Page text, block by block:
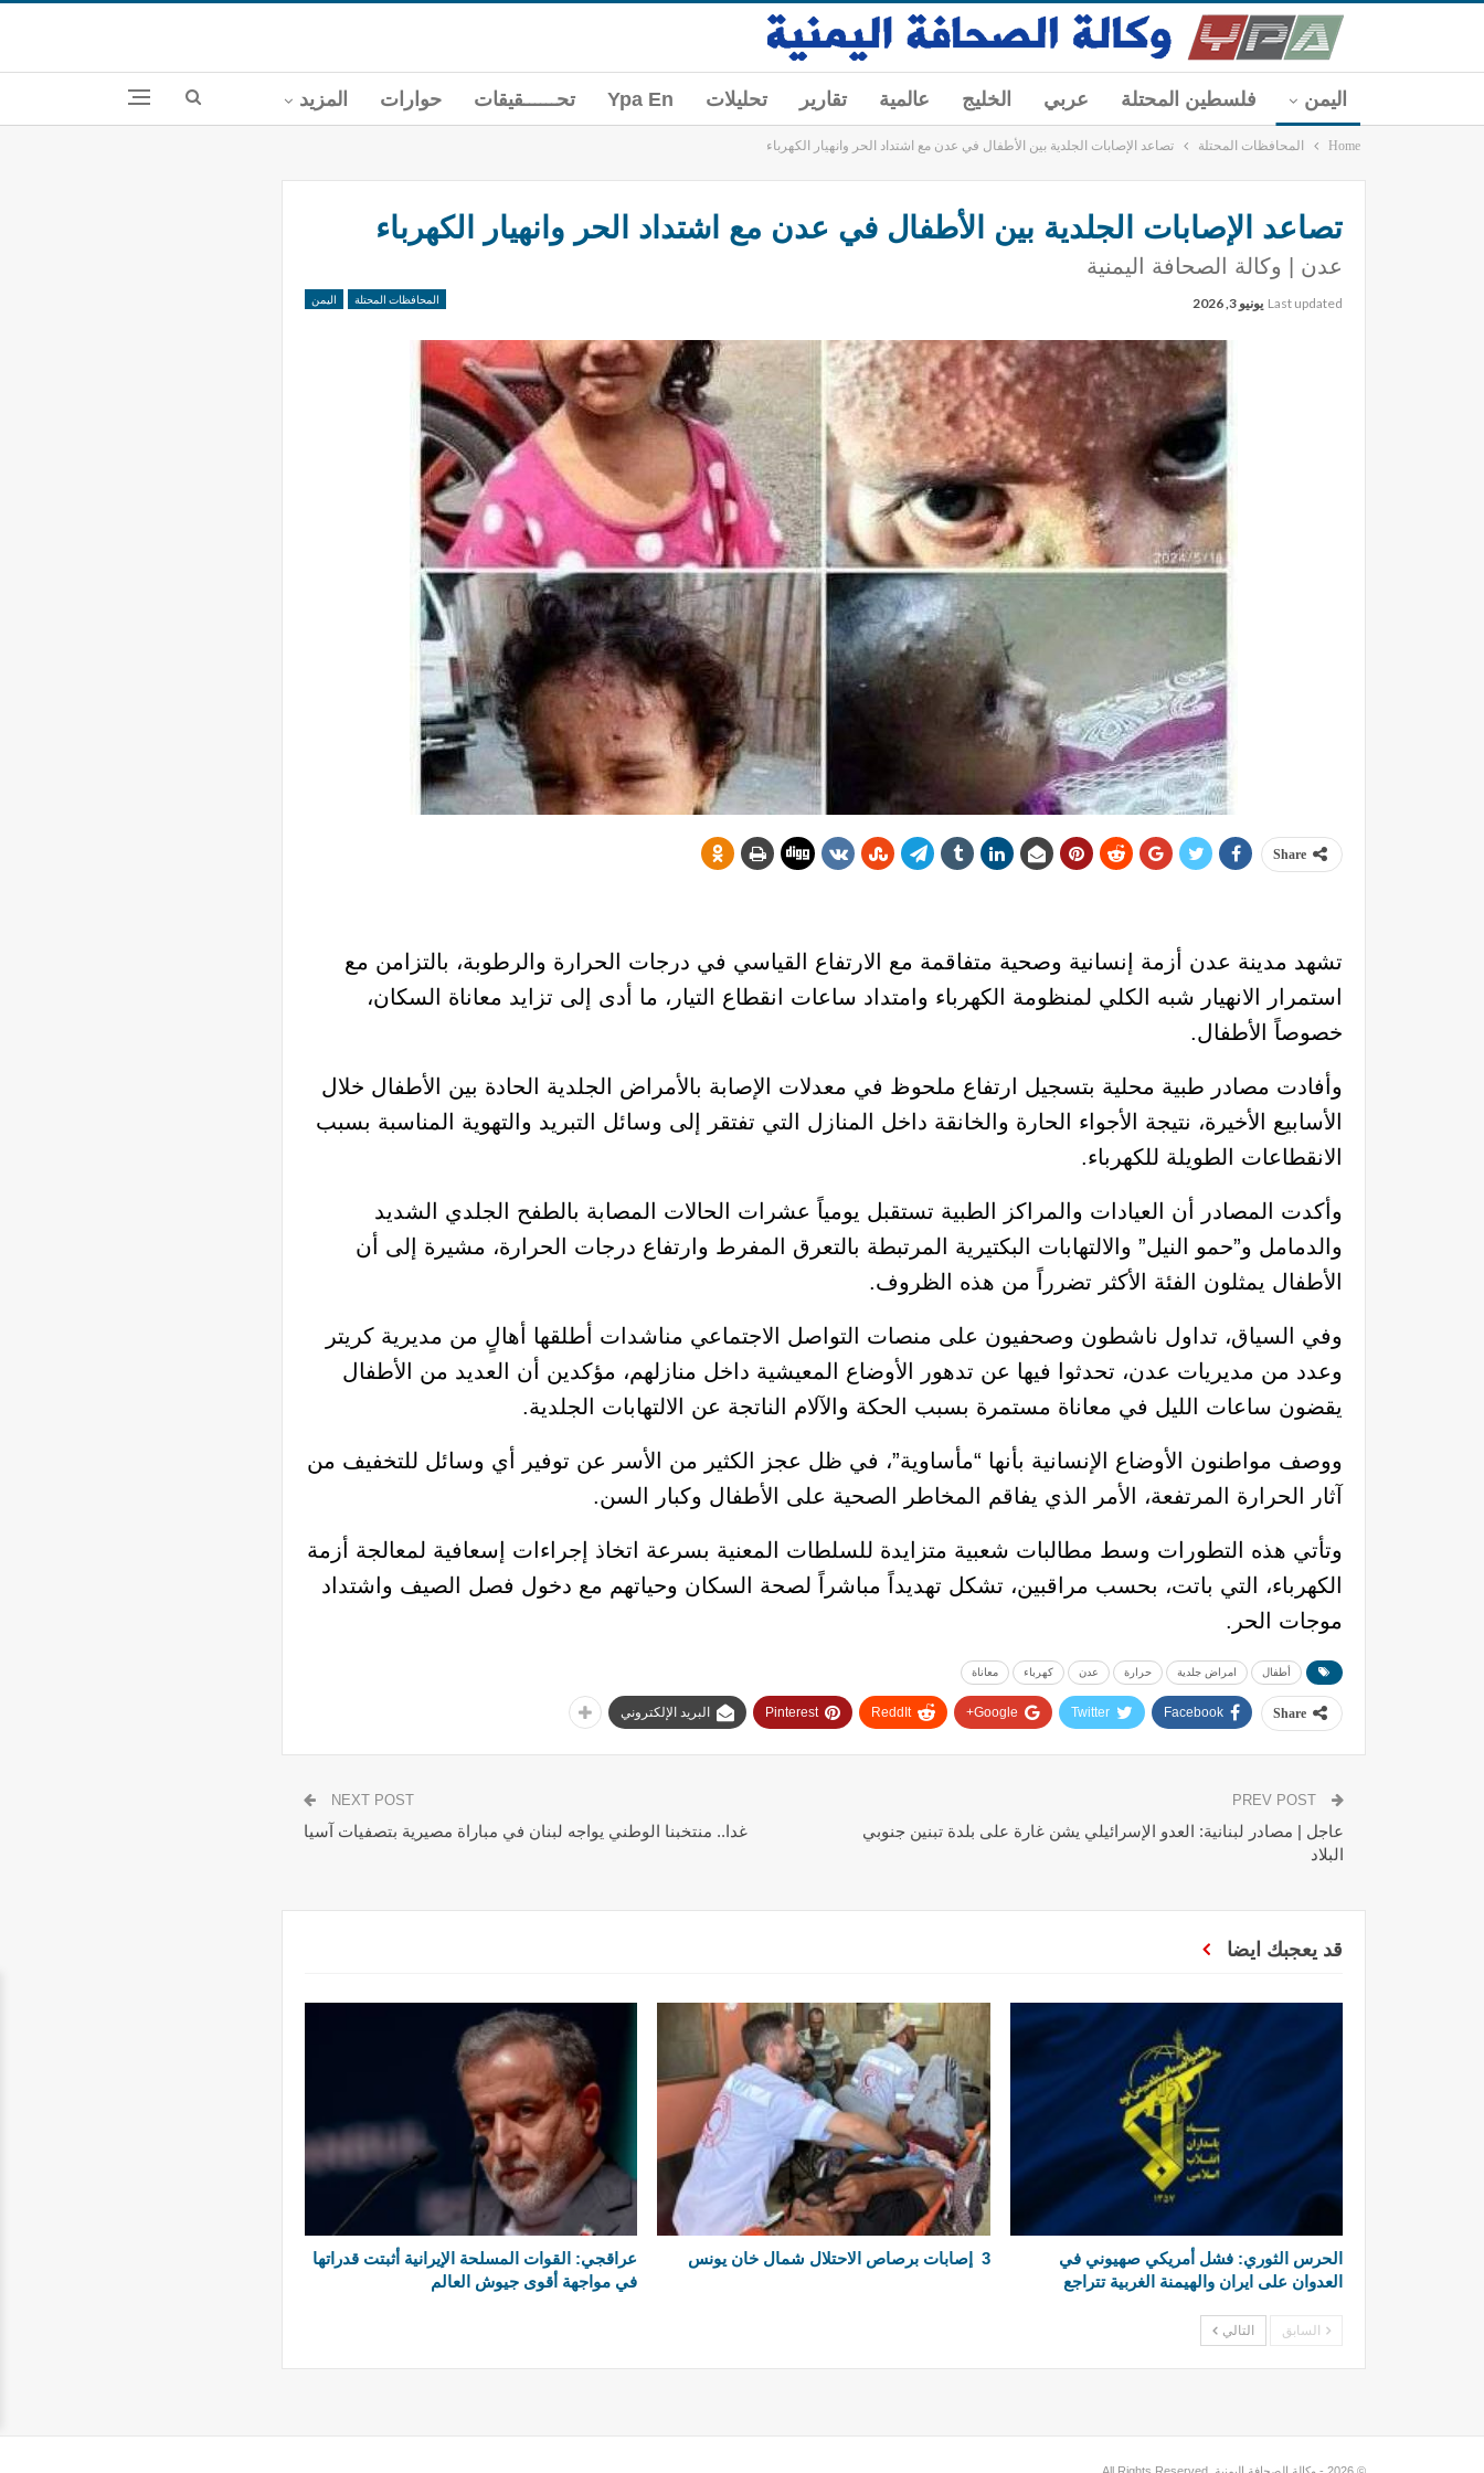
اليمن فلسطين المحتلة عربي الخليج عالمية تقارير تحليلات Ypa En تحــــــقيقات حوارات المزيد
Home المحافظات المحتلة تصاعد الإصابات الجلدية بين الأطفال في عدن مع اشتداد الحر وانهيار الكهرباء
تصاعد الإصابات الجلدية بين الأطفال في عدن مع اشتداد الحر وانهيار الكهرباء
عدن | وكالة الصحافة اليمنية
المحافظات المحتلة اليمن Last updated يونيو 3, 2026
Share
تشهد مدينة عدن أزمة إنسانية وصحية متفاقمة مع الارتفاع القياسي في درجات الحرارة والرطوبة، بالتزامن مع
استمرار الانهيار شبه الكلي لمنظومة الكهرباء وامتداد ساعات انقطاع التيار، ما أدى إلى تزايد معاناة السكان،
خصوصاً الأطفال.
وأفادت مصادر طبية محلية بتسجيل ارتفاع ملحوظ في معدلات الإصابة بالأمراض الجلدية الحادة بين الأطفال خلال
الأسابيع الأخيرة، نتيجة الأجواء الحارة والخانقة داخل المنازل التي تفتقر إلى وسائل التبريد والتهوية المناسبة بسبب
الانقطاعات الطويلة للكهرباء.
وأكدت المصادر أن العيادات والمراكز الطبية تستقبل يومياً عشرات الحالات المصابة بالطفح الجلدي الشديد
والدمامل و”حمو النيل” والالتهابات البكتيرية المرتبطة بالتعرق المفرط وارتفاع درجات الحرارة، مشيرة إلى أن
الأطفال يمثلون الفئة الأكثر تضرراً من هذه الظروف.
وفي السياق، تداول ناشطون وصحفيون على منصات التواصل الاجتماعي مناشدات أطلقها أهالٍ من مديرية كريتر
وعدد من مديريات عدن، تحدثوا فيها عن تدهور الأوضاع المعيشية داخل منازلهم، مؤكدين أن العديد من الأطفال
يقضون ساعات الليل في معاناة مستمرة بسبب الحكة والآلام الناتجة عن الالتهابات الجلدية.
ووصف مواطنون الأوضاع الإنسانية بأنها “مأساوية”، في ظل عجز الكثير من الأسر عن توفير أي وسائل للتخفيف من
آثار الحرارة المرتفعة، الأمر الذي يفاقم المخاطر الصحية على الأطفال وكبار السن.
وتأتي هذه التطورات وسط مطالبات شعبية متزايدة للسلطات المعنية بسرعة اتخاذ إجراءات إسعافية لمعالجة أزمة
الكهرباء، التي باتت، بحسب مراقبين، تشكل تهديداً مباشراً لصحة السكان وحياتهم مع دخول فصل الصيف واشتداد
موجات الحر.
أطفال امراض جلدية حرارة عدن كهرباء معاناة
Share
Facebook
Twitter
Google+
ReddIt
Pinterest البريد الإلكتروني
عاجل | مصادر لبنانية: العدو الإسرائيلي يشن غارة على بلدة تبنين جنوبي
البلاد
NEXT POST
غدا.. منتخبنا الوطني يواجه لبنان في مباراة مصيرية بتصفيات آسيا
قد يعجبك ايضا
الحرس الثوري: فشل أمريكي صهيوني في
العدوان على ايران والهيمنة الغربية تتراجع
3 إصابات برصاص الاحتلال شمال خان يونس
عراقجي: القوات المسلحة الإيرانية أثبتت قدراتها
في مواجهة أقوى جيوش العالم
السابق التالي